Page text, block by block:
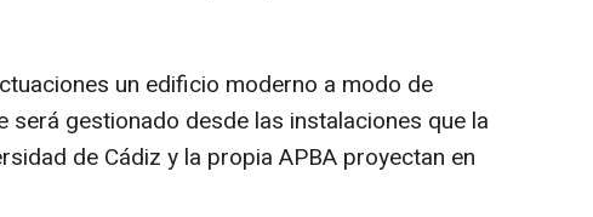
un edificio moderno a modo de
será gestionado desde las instalaciones que la
de Cádiz y la propia APBA proyectan en